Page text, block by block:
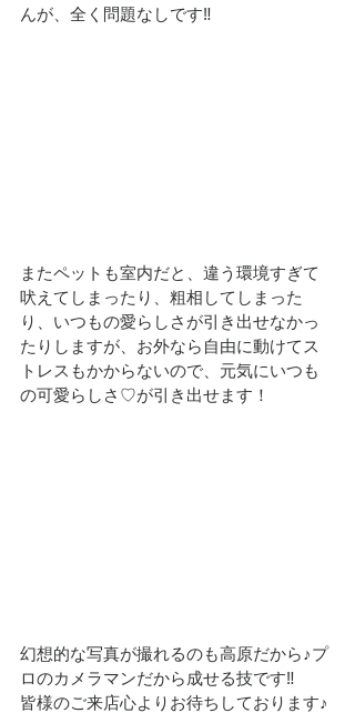
んが、全く問題なしです‼
またペットも室内だと、違う環境すぎて
吠えてしまったり、粗相してしまった
り、いつもの愛らしさが引き出せなかっ
たりしますが、お外なら自由に動けてス
トレスもかからないので、元気にいつも
の可愛らしさ♡が引き出せます！
幻想的な写真が撮れるのも高原だから♪プ
ロのカメラマンだから成せる技です‼
皆様のご来店心よりお待ちしております♪